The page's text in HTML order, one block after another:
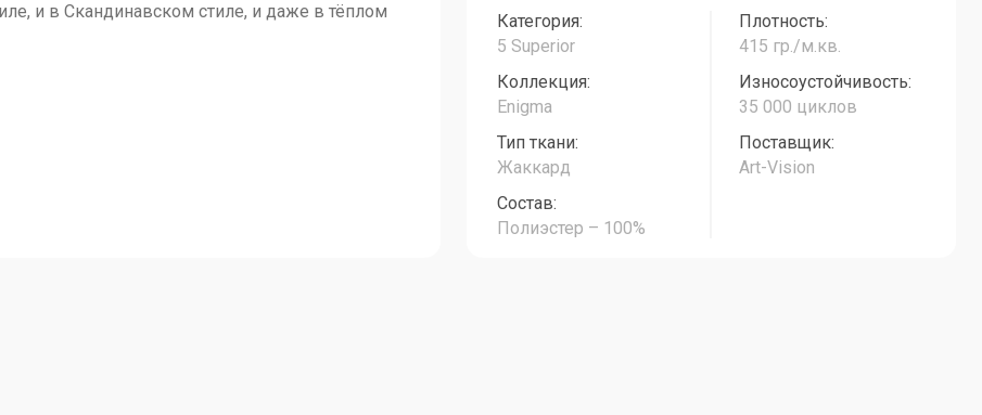
и в Скандинавском стиле, и даже в тёплом
Категория:
5 Superior
Плотность:
415 гр./м.кв.
Коллекция:
Enigma
Износоустойчивость:
35 000 циклов
Тип ткани:
Жаккард
Поставщик:
Art-Vision
Состав:
Полиэстер – 100%